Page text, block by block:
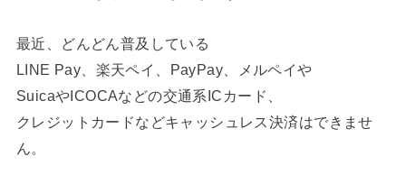
最近、どんどん普及している
LINE Pay、楽天ペイ、PayPay、メルペイや
SuicaやICOCAなどの交通系ICカード、
クレジットカードなどキャッシュレス決済はできませ
ん。